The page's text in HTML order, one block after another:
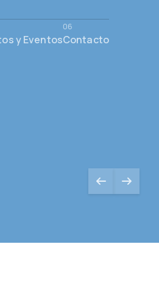
y EventosContacto